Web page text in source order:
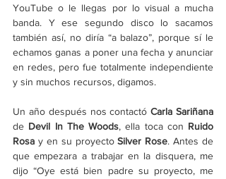
YouTube o le llegas por lo visual a mucha
banda. Y ese segundo disco lo sacamos
también así, no diría “a balazo”, porque sí le
echamos ganas a poner una fecha y anunciar
en redes, pero fue totalmente independiente
y sin muchos recursos, digamos.
Un año después nos contactó Carla Sariñana
de Devil In The Woods, ella toca con Ruido
Rosa y en su proyecto Silver Rose. Antes de
que empezara a trabajar en la disquera, me
dijo “Oye está bien padre su proyecto, me